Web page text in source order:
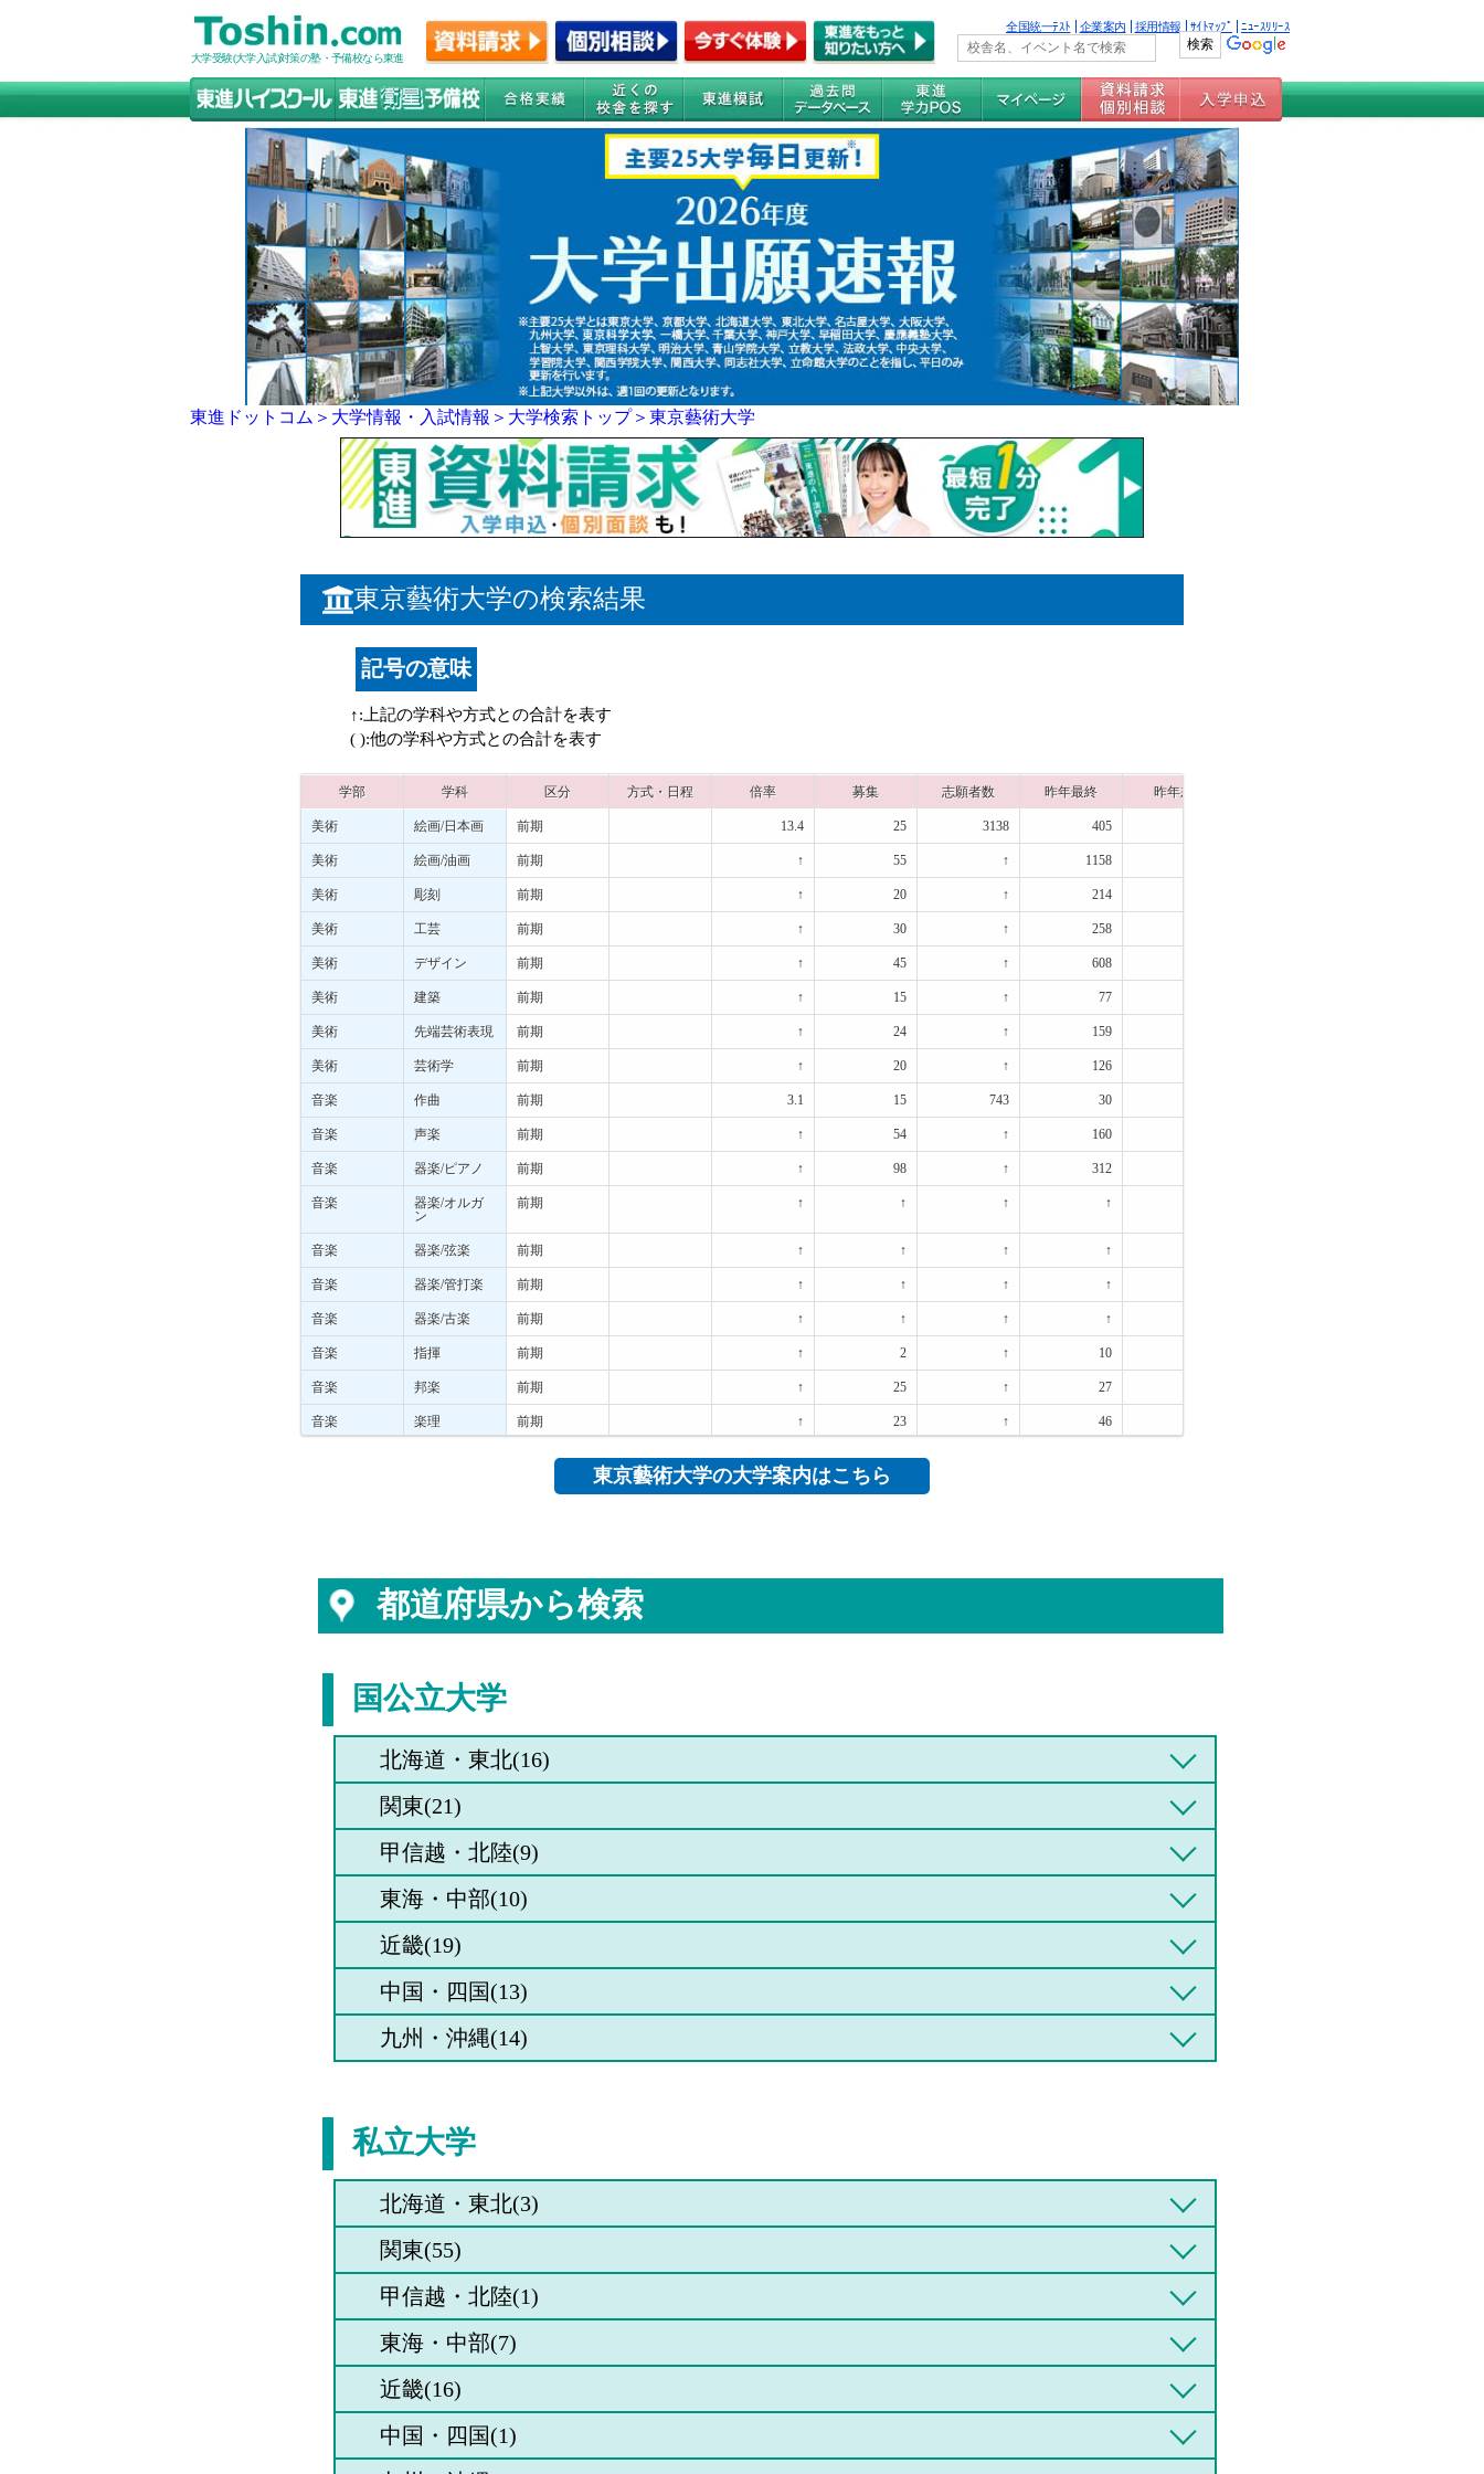
大学受験(大学入試)対策の塾・予備校なら東進
全国統一ﾃｽﾄ 企業案内 採用情報 ｻｲﾄﾏｯﾌﾟ ﾆｭｰｽﾘﾘｰｽ
東進ドットコム＞ 大学情報・入試情報＞ 大学検索トップ＞ 東京藝術大学
東京藝術大学の検索結果
記号の意味
↑:上記の学科や方式との合計を表す
( ):他の学科や方式との合計を表す
学部 学科 区分 方式・日程 倍率 募集 志願者数 昨年最終 昨年差
美術 絵画/日本画 前期 13.4 25 3138 405
美術 絵画/油画 前期 ↑ 55 ↑ 1158
美術 彫刻 前期 ↑ 20 ↑ 214
美術 工芸 前期 ↑ 30 ↑ 258
美術 デザイン 前期 ↑ 45 ↑ 608
美術 建築 前期 ↑ 15 ↑ 77
美術 先端芸術表現 前期 ↑ 24 ↑ 159
美術 芸術学 前期 ↑ 20 ↑ 126
音楽 作曲 前期 3.1 15 743 30
音楽 声楽 前期 ↑ 54 ↑ 160
音楽 器楽/ピアノ 前期 ↑ 98 ↑ 312
音楽
器楽/オルガ
ン
前期 ↑ ↑ ↑ ↑
音楽 器楽/弦楽 前期 ↑ ↑ ↑ ↑
音楽 器楽/管打楽 前期 ↑ ↑ ↑ ↑
音楽 器楽/古楽 前期 ↑ ↑ ↑ ↑
音楽 指揮 前期 ↑ 2 ↑ 10
音楽 邦楽 前期 ↑ 25 ↑ 27
音楽 楽理 前期 ↑ 23 ↑ 46
↑ 20
東京藝術大学の大学案内はこちら
都道府県から検索
国公立大学
北海道・東北(16)
関東(21)
甲信越・北陸(9)
東海・中部(10)
近畿(19)
中国・四国(13)
九州・沖縄(14)
私立大学
北海道・東北(3)
関東(55)
甲信越・北陸(1)
東海・中部(7)
近畿(16)
中国・四国(1)